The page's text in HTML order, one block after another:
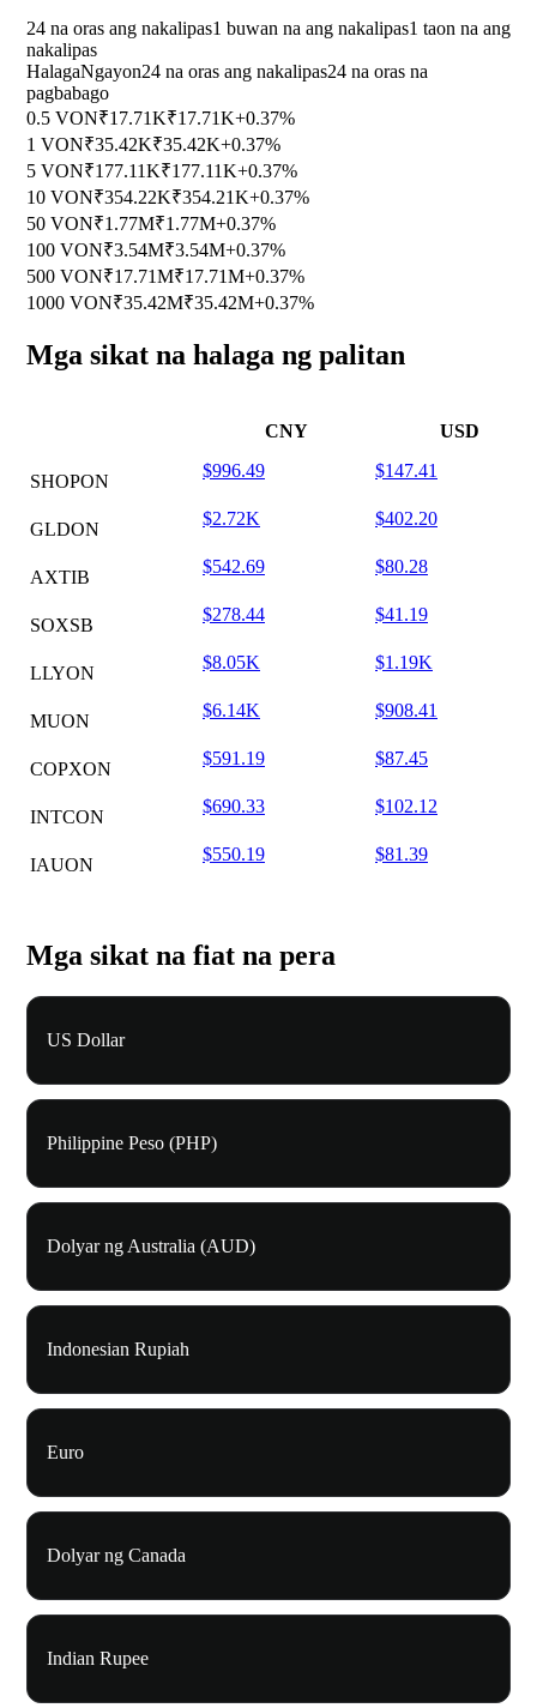
24 na oras ang nakalipas1 buwan na ang nakalipas1 taon na ang
nakalipas
HalagaNgayon24 na oras ang nakalipas24 na oras na
pagbabago
0.5 VON₹17.71K₹17.71K+0.37%
1 VON₹35.42K₹35.42K+0.37%
5 VON₹177.11K₹177.11K+0.37%
10 VON₹354.22K₹354.21K+0.37%
50 VON₹1.77M₹1.77M+0.37%
100 VON₹3.54M₹3.54M+0.37%
500 VON₹17.71M₹17.71M+0.37%
1000 VON₹35.42M₹35.42M+0.37%
Mga sikat na halaga ng palitan
CNY USD
SHOPON
$996.49 $147.41
GLDON
$2.72K $402.20
AXTIB
$542.69 $80.28
SOXSB
$278.44 $41.19
LLYON
$8.05K $1.19K
MUON
$6.14K $908.41
COPXON
$591.19 $87.45
INTCON
$690.33 $102.12
IAUON
$550.19 $81.39
Mga sikat na fiat na pera
US Dollar
Philippine Peso (PHP)
Dolyar ng Australia (AUD)
Indonesian Rupiah
Euro
Dolyar ng Canada
Indian Rupee